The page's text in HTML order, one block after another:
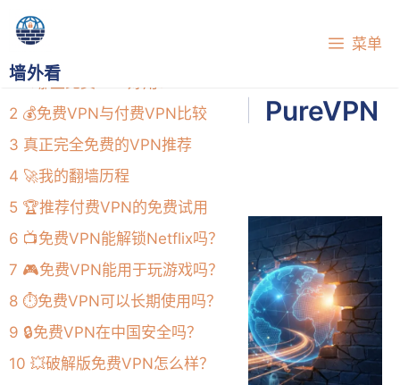
内
墙外看
菜单
【PureVPN怎么样】PureVPN
中国详细使用测评
2026年7月1日
目录
1🔍哪些免费VPN好用？
2 💰免费VPN与付费VPN比较
3 真正完全免费的VPN推荐
4 🚀我的翻墙历程
5 🏆推荐付费VPN的免费试用
6 📺免费VPN能解锁Netflix吗？
7 🎮免费VPN能用于玩游戏吗？
8 ⏱️免费VPN可以长期使用吗？
9 🔒免费VPN在中国安全吗？
10 💥破解版免费VPN怎么样？